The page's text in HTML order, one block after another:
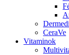
CeraVe
Vitaminok